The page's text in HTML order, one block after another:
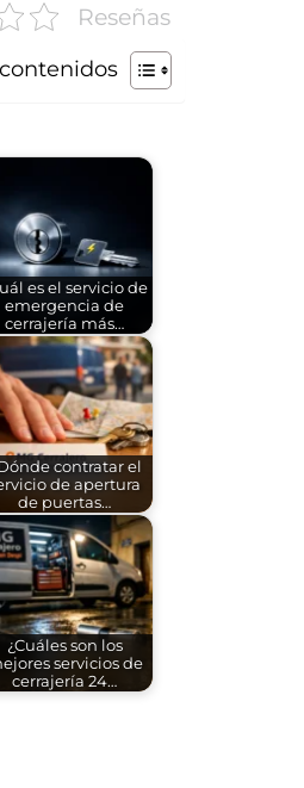
Reseñas
es el servicio de
emergencia de
cerrajería más…
contratar el
de apertura
de puertas…
¿Cuáles son los
servicios de
cerrajería 24…